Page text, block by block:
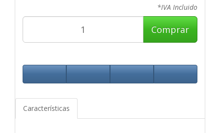
*IVA Incluido
Comprar
Características